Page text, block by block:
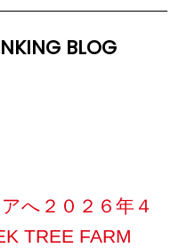
BLOG
へ２０２６年４
TREE FARM